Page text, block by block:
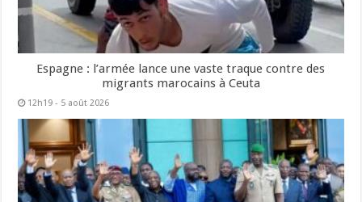
Espagne : l’armée lance une vaste traque contre des
migrants marocains à Ceuta
12h19 - 5 août 2026